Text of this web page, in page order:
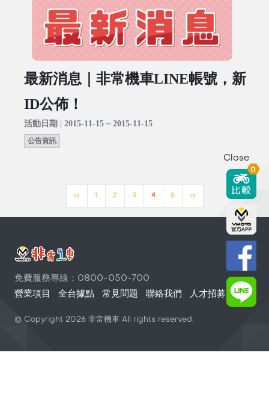
最新消息｜非常機車LINE帳號，新
ID公佈！
活動日期 | 2015-11-15 ~ 2015-11-15
公告資訊
<< 1 2 3 4 5 >>
免費服務專線：0800-050-700
營業項目
全台據點 常見問題 聯絡我們 人才招募
© Copyright 2026 非常機車 All rights reserved.
Close
0